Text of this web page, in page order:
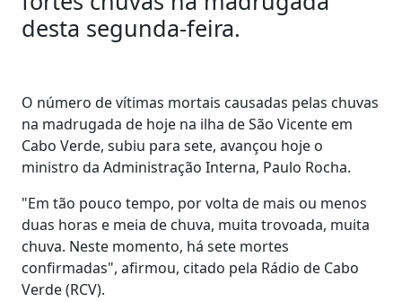
desta segunda-feira.
O número de vítimas mortais causadas pelas chuvas
na madrugada de hoje na ilha de São Vicente em
Cabo Verde, subiu para sete, avançou hoje o
ministro da Administração Interna, Paulo Rocha.
"Em tão pouco tempo, por volta de mais ou menos
duas horas e meia de chuva, muita trovoada, muita
chuva. Neste momento, há sete mortes
confirmadas", afirmou, citado pela Rádio de Cabo
Verde (RCV).